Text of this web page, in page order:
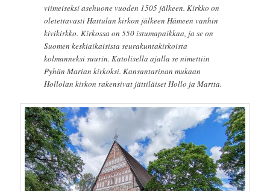
viimeiseksi asehuone vuoden 1505 jälkeen. Kirkko on
oletettavasti Hattulan kirkon jälkeen Hämeen vanhin
kivikirkko. Kirkossa on 550 istumapaikkaa, ja se on
Suomen keskiaikaisista seurakuntakirkoista
kolmanneksi suurin. Katolisella ajalla se nimettiin
Pyhän Marian kirkoksi. Kansantarinan mukaan
Hollolan kirkon rakensivat jättiläiset Hollo ja Martta.